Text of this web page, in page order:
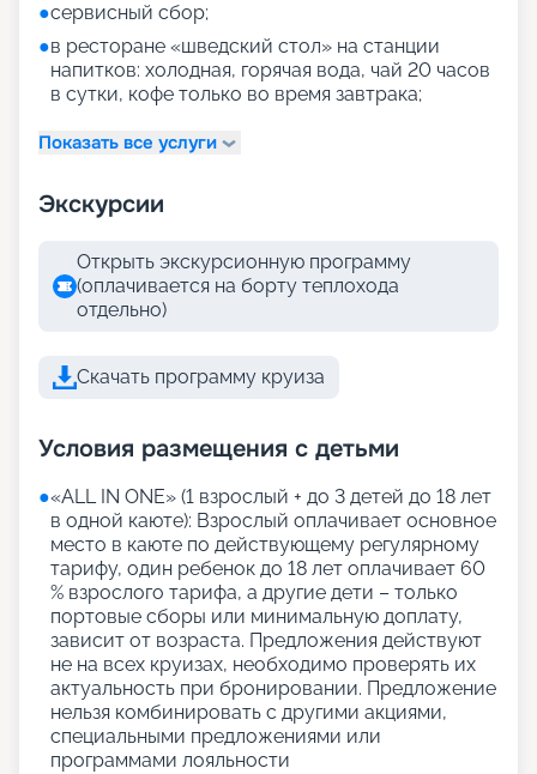
●сервисный сбор;
●в ресторане «шведский стол» на станции
напитков: холодная, горячая вода, чай 20 часов
в сутки, кофе только во время завтрака;
Показать все услуги
Экскурсии
Открыть экскурсионную программу
(оплачивается на борту теплохода
отдельно)
Скачать программу круиза
Условия размещения с детьми
●«АLL IN ONE» (1 взрослый + до 3 детей до 18 лет
в одной каюте): Взрослый оплачивает основное
место в каюте по действующему регулярному
тарифу, один ребенок до 18 лет оплачивает 60
% взрослого тарифа, а другие дети – только
портовые сборы или минимальную доплату,
зависит от возраста. Предложения действуют
не на всех круизах, необходимо проверять их
актуальность при бронировании. Предложение
нельзя комбинировать с другими акциями,
специальными предложениями или
программами лояльности